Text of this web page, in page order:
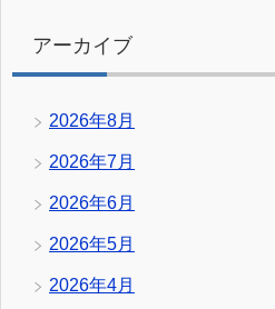
アーカイブ
2026年8月
2026年7月
2026年6月
2026年5月
2026年4月